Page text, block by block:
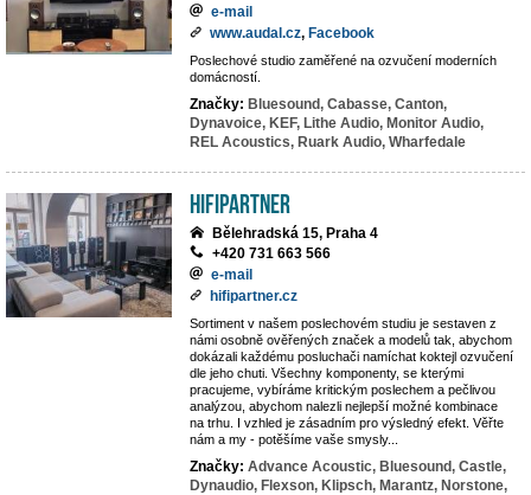
e-mail
www.audal.cz, Facebook
Poslechové studio zaměřené na ozvučení moderních
domácností.
Značky: Bluesound, Cabasse, Canton,
Dynavoice, KEF, Lithe Audio, Monitor Audio,
REL Acoustics, Ruark Audio, Wharfedale
HIFIpartner
Bělehradská 15, Praha 4
+420 731 663 566
e-mail
hifipartner.cz
Sortiment v našem poslechovém studiu je sestaven z
námi osobně ověřených značek a modelů tak, abychom
dokázali každému posluchači namíchat koktejl ozvučení
dle jeho chuti. Všechny komponenty, se kterými
pracujeme, vybíráme kritickým poslechem a pečlivou
analýzou, abychom nalezli nejlepší možné kombinace
na trhu. I vzhled je zásadním pro výsledný efekt. Věřte
nám a my - potěšíme vaše smysly...
Značky: Advance Acoustic, Bluesound, Castle,
Dynaudio, Flexson, Klipsch, Marantz, Norstone,